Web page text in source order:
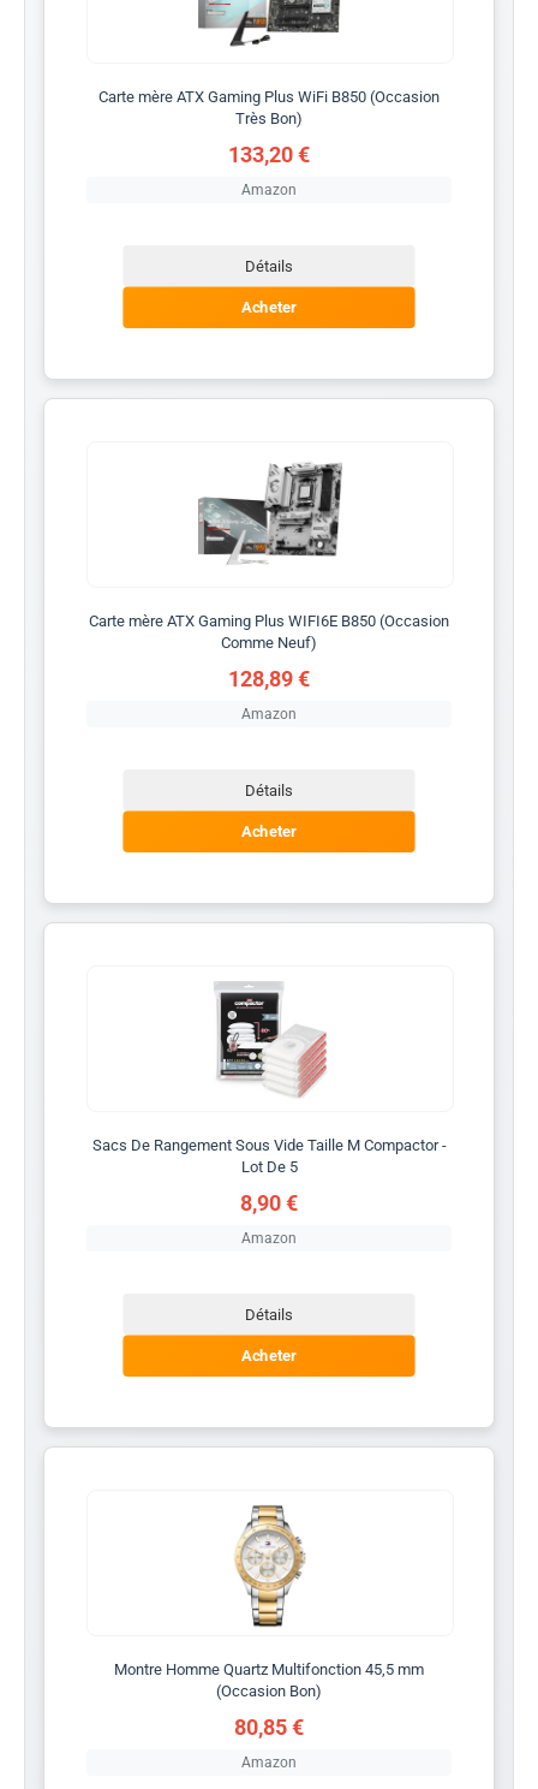
Carte mère ATX Gaming Plus WiFi B850 (Occasion
Très Bon)
133,20 €
Amazon
Détails
Acheter
Carte mère ATX Gaming Plus WIFI6E B850 (Occasion
Comme Neuf)
128,89 €
Amazon
Détails
Acheter
Sacs De Rangement Sous Vide Taille M Compactor -
Lot De 5
8,90 €
Amazon
Détails
Acheter
Montre Homme Quartz Multifonction 45,5 mm
(Occasion Bon)
80,85 €
Amazon